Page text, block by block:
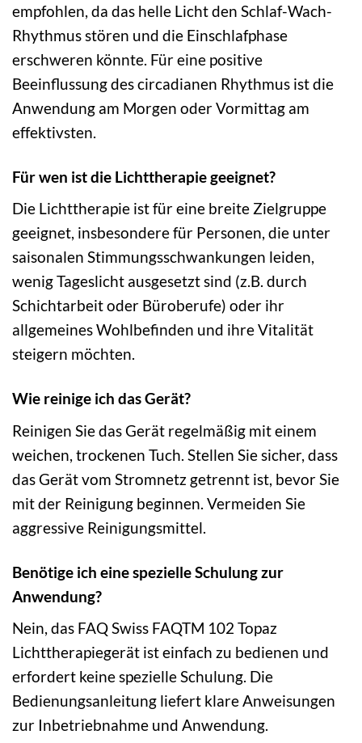
empfohlen, da das helle Licht den Schlaf-Wach-
Rhythmus stören und die Einschlafphase
erschweren könnte. Für eine positive
Beeinflussung des circadianen Rhythmus ist die
Anwendung am Morgen oder Vormittag am
effektivsten.
Für wen ist die Lichttherapie geeignet?
Die Lichttherapie ist für eine breite Zielgruppe
geeignet, insbesondere für Personen, die unter
saisonalen Stimmungsschwankungen leiden,
wenig Tageslicht ausgesetzt sind (z.B. durch
Schichtarbeit oder Büroberufe) oder ihr
allgemeines Wohlbefinden und ihre Vitalität
steigern möchten.
Wie reinige ich das Gerät?
Reinigen Sie das Gerät regelmäßig mit einem
weichen, trockenen Tuch. Stellen Sie sicher, dass
das Gerät vom Stromnetz getrennt ist, bevor Sie
mit der Reinigung beginnen. Vermeiden Sie
aggressive Reinigungsmittel.
Benötige ich eine spezielle Schulung zur
Anwendung?
Nein, das FAQ Swiss FAQTM 102 Topaz
Lichttherapiegerät ist einfach zu bedienen und
erfordert keine spezielle Schulung. Die
Bedienungsanleitung liefert klare Anweisungen
zur Inbetriebnahme und Anwendung.